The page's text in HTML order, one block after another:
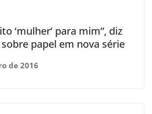
‘mulher’ para mim”, diz
papel em nova série
de 2016